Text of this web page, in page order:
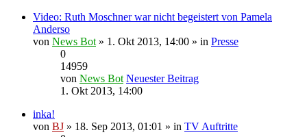
Video: Ruth Moschner war nicht begeistert von Pamela
Anderso
von News Bot » 1. Okt 2013, 14:00 » in Presse
0
14959
von News Bot Neuester Beitrag
1. Okt 2013, 14:00
inka!
von BJ » 18. Sep 2013, 01:01 » in TV Auftritte